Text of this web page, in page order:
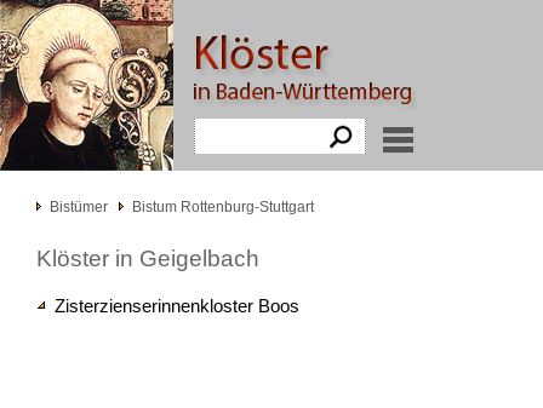
Bistümer Bistum Rottenburg-Stuttgart
Klöster in Geigelbach
Zisterzienserinnenkloster Boos